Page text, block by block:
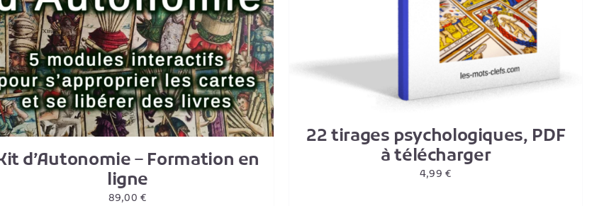
d’Autonomie – Formation en
ligne
89,00 €
22 tirages psychologiques, PDF
à télécharger
4,99€